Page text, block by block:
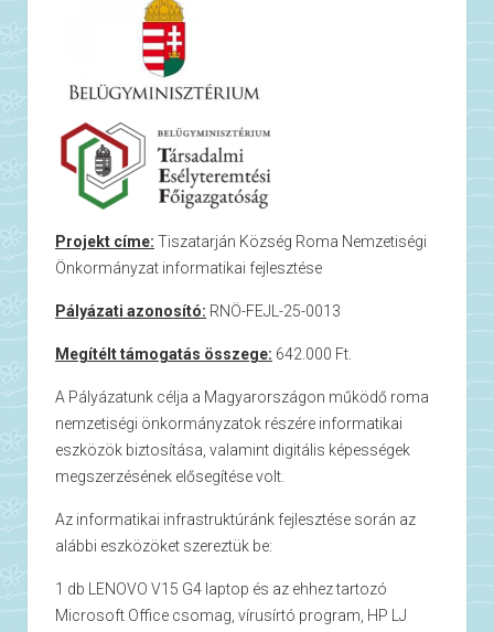
Projekt címe: Tiszatarján Község Roma Nemzetiségi
Önkormányzat informatikai fejlesztése
Pályázati azonosító: RNÖ-FEJL-25-0013
Megítélt támogatás összege: 642.000 Ft.
A Pályázatunk célja a Magyarországon működő roma
nemzetiségi önkormányzatok részére informatikai
eszközök biztosítása, valamint digitális képességek
megszerzésének elősegítése volt.
Az informatikai infrastruktúránk fejlesztése során az
alábbi eszközöket szereztük be:
1 db LENOVO V15 G4 laptop és az ehhez tartozó
Microsoft Office csomag, vírusírtó program, HP LJ